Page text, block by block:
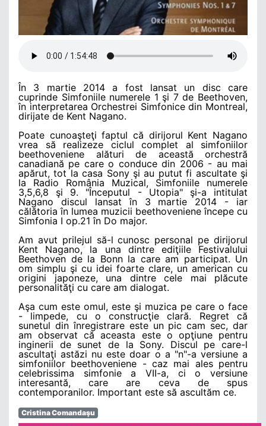
În 3 martie 2014 a fost lansat un disc care
cuprinde Simfoniile numerele 1 şi 7 de Beethoven,
în interpretarea Orchestrei Simfonice din Montreal,
dirijate de Kent Nagano.
Poate cunoaşteţi faptul că dirijorul Kent Nagano
vrea să realizeze ciclul complet al simfoniilor
beethoveniene alături de această orchestră
canadiană pe care o conduce din 2006 - au mai
apărut, tot la casa Sony şi au putut fi ascultate şi
la Radio România Muzical, Simfoniile numerele
3,5,6,8 şi 9. "Începutul - Utopia" şi-a intitulat
Nagano discul lansat în 3 martie 2014 - iar
călătoria în lumea muzicii beethoveniene începe cu
Simfonia I op.21 în Do major.
Am avut prilejul să-l cunosc personal pe dirijorul
Kent Nagano, la una dintre ediţiile Festivalului
Beethoven de la Bonn la care am participat. Un
om simplu şi cu idei foarte clare, un american cu
origini japoneze, una dintre cele mai plăcute
personalităţi cu care am dialogat.
Aşa cum este omul, este şi muzica pe care o face
- limpede, cu o construcţie clară. Regret că
sunetul din înregistrare este un pic cam sec, dar
am observat că aceasta este o opţiune pentru
inginerii de sunet de la Sony. Discul pe care-l
ascultaţi astăzi nu este doar o a "n"-a versiune a
simfoniilor beethoveniene - caz mai ales pentru
celebrissima simfonie a VII-a, ci o versiune
interesantă, care are ceva de spus
contemporanilor. Important este să ascultăm ce.
Cristina Comandaşu